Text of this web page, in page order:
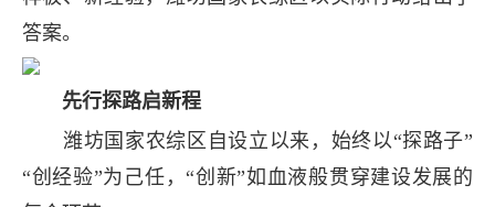
答案。
先行探路启新程
潍坊国家农综区自设立以来，始终以“探路子”
“创经验”为己任，“创新”如血液般贯穿建设发展的